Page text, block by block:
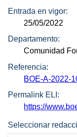
Entrada en vigor:
25/05/2022
Departamento:
Comunidad
Referencia:
BOE-A-2022-
Permalink ELI:
https://
Seleccionar